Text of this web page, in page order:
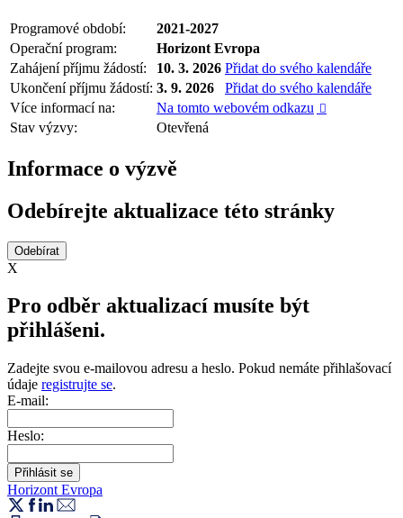
Programové období:
2021-2027
Operační program:
Horizont Evropa
Zahájení příjmu žádostí:
10. 3. 2026 Přidat do svého kalendáře
Ukončení příjmu žádostí: 3. 9. 2026
Přidat do svého kalendáře
Více informací na:
Na tomto webovém odkazu 
Stav výzvy: Otevřená
Informace o výzvě
Odebírejte aktualizace této stránky
X
Pro odběr aktualizací musíte být
přihlášeni.
Zadejte svou e-mailovou adresu a heslo. Pokud nemáte přihlašovací
údaje registrujte se.
E-mail:
Heslo:
Horizont Evropa